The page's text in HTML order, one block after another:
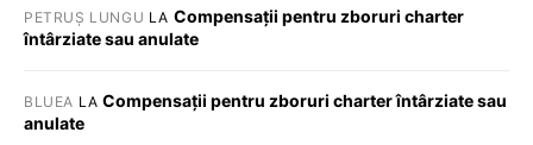
PETRUȘ LUNGU LA Compensații pentru zboruri charter
întârziate sau anulate
BLUEA LACompensații pentru zboruri charter întârziate sau
anulate